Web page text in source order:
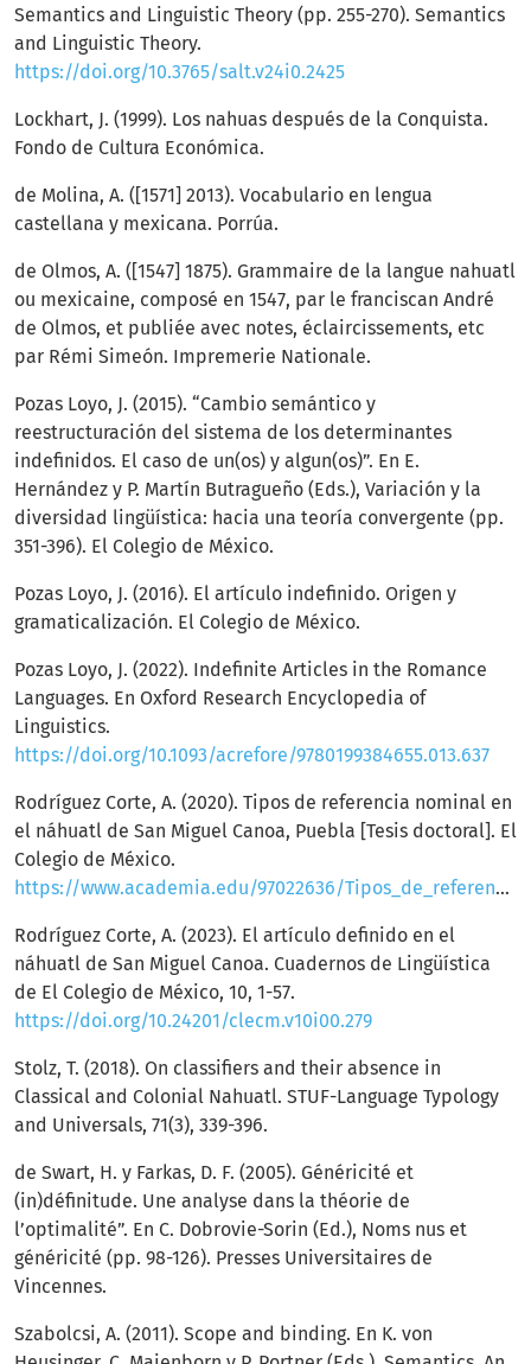
Semantics and Linguistic Theory (pp. 255-270). Semantics
and Linguistic Theory.
https://doi.org/10.3765/salt.v24i0.2425
Lockhart, J. (1999). Los nahuas después de la Conquista.
Fondo de Cultura Económica.
de Molina, A. ([1571] 2013). Vocabulario en lengua
castellana y mexicana. Porrúa.
de Olmos, A. ([1547] 1875). Grammaire de la langue nahuatl
ou mexicaine, composé en 1547, par le franciscan André
de Olmos, et publiée avec notes, éclaircissements, etc
par Rémi Simeón. Impremerie Nationale.
Pozas Loyo, J. (2015). “Cambio semántico y
reestructuración del sistema de los determinantes
indefinidos. El caso de un(os) y algun(os)”. En E.
Hernández y P. Martín Butragueño (Eds.), Variación y la
diversidad lingüística: hacia una teoría convergente (pp.
351-396). El Colegio de México.
Pozas Loyo, J. (2016). El artículo indefinido. Origen y
gramaticalización. El Colegio de México.
Pozas Loyo, J. (2022). Indefinite Articles in the Romance
Languages. En Oxford Research Encyclopedia of
Linguistics.
https://doi.org/10.1093/acrefore/9780199384655.013.637
Rodríguez Corte, A. (2020). Tipos de referencia nominal en
el náhuatl de San Miguel Canoa, Puebla [Tesis doctoral]. El
Colegio de México.
https://www.academia.edu/97022636/Tipos_de_referencia_nominal_en_el_n%C3%A1huatl_de_San_Miguel_Canoa_Puebla
Rodríguez Corte, A. (2023). El artículo definido en el
náhuatl de San Miguel Canoa. Cuadernos de Lingüística
de El Colegio de México, 10, 1-57.
https://doi.org/10.24201/clecm.v10i00.279
Stolz, T. (2018). On classifiers and their absence in
Classical and Colonial Nahuatl. STUF-Language Typology
and Universals, 71(3), 339-396.
de Swart, H. y Farkas, D. F. (2005). Généricité et
(in)définitude. Une analyse dans la théorie de
l’optimalité”. En C. Dobrovie-Sorin (Ed.), Noms nus et
généricité (pp. 98-126). Presses Universitaires de
Vincennes.
Szabolcsi, A. (2011). Scope and binding. En K. von